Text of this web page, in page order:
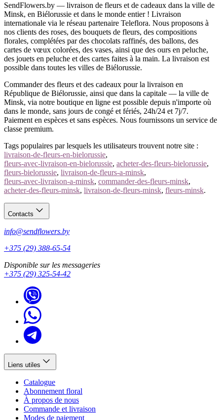
SendFlowers.by — livraison de fleurs et de cadeaux dans la ville de
Minsk, en Biélorussie et dans le monde entier ! Livraison
internationale via le réseau partenaire Teleflora. Nous proposons à
nos clients des roses, des bouquets de fleurs, des compositions
florales, complétées par des chocolats raffinés, des ballons, des
cartes de vœux colorées, des vases, ainsi que des ours en peluche,
des jouets en peluche et des cartes faites à la main. La livraison est
possible dans toutes les villes de Biélorussie.
Commander des fleurs et des cadeaux pour la livraison en
République de Biélorussie, ainsi que dans la capitale — la ville de
Minsk, via notre boutique en ligne est possible depuis n'importe où
dans le monde, sans jours de congé et fériés, 24h/24 et 7j/7.
Paiement en espèces et sans espèces. Nous fournissons un service de
classe premium.
Tags populaires par lesquels les utilisateurs trouvent notre site :
livraison-de-fleurs-en-bielorussie,
fleurs-avec-livraison-en-bielorussie, acheter-des-fleurs-bielorussie,
fleurs-bielorussie, livraison-de-fleurs-a-minsk,
fleurs-avec-livraison-a-minsk, commander-des-fleurs-minsk,
acheter-des-fleurs-minsk, livraison-de-fleurs-minsk, fleurs-minsk.
Contacts
info@sendflowers.by
+375 (29) 388-65-54
Disponible sur les messageries
+375 (29) 325-54-42
Liens utiles
Catalogue
Abonnement floral
À propos de nous
Commande et livraison
Modes de paiement